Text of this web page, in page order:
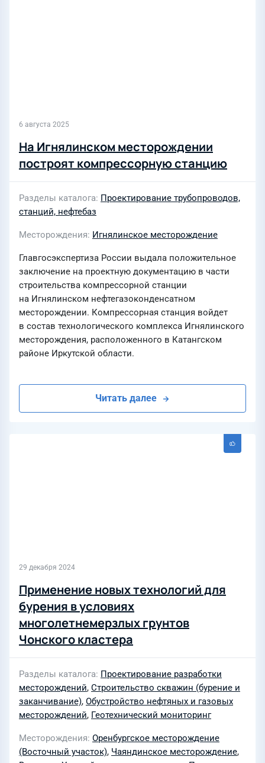
6 августа 2025
На Игнялинском месторождении
построят компрессорную станцию
Разделы каталога Проектирование трубопроводов,
станций, нефтебаз
Месторождения Игнялинское месторождение
Главгосэкспертиза России выдала положительное
заключение на проектную документацию в части
строительства компрессорной станции
на Игнялинском нефтегазоконденсатном
месторождении. Компрессорная станция войдет
в состав технологического комплекса Игнялинского
месторождения, расположенного в Катангском
районе Иркутской области.
Читать далее
29 декабря 2024
Применение новых технологий для
бурения в условиях
многолетнемерзлых грунтов
Чонского кластера
Разделы каталога Проектирование разработки
месторождений, Строительство скважин (бурение и
заканчивание), Обустройство нефтяных и газовых
месторождений, Геотехнический мониторинг
Месторождения Оренбургское месторождение
(Восточный участок), Чаяндинское месторождение,